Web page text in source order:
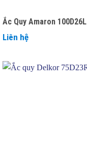
Ắc Quy Amaron 100D26L
Liên hệ